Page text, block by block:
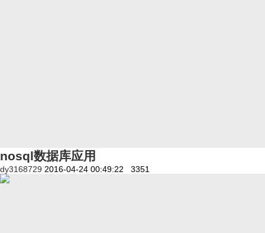
nosql数据库应用
dy3168729 2016-04-24 00:49:22 3351